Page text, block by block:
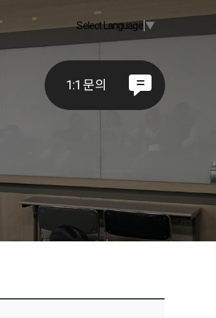
Select Language ▼
1:1 문의